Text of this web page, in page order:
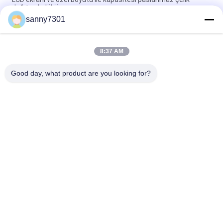
dağıtım kulübü
Dokunmatik Ekran Paslanmaz Çelik Örnekleme Çadırı Gümüş
Renk 220V/50Hz Güç kaynağı
Otomatik Paslanmaz Çelik Ağırlık Çantası Yüksek Verimlilikli
sanny7301
8:37 AM
Good day, what product are you looking for?